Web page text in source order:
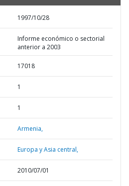
1997/10/28
Informe económico o sectorial
anterior a 2003
17018
1
1
Armenia,
Europa y Asia central,
2010/07/01